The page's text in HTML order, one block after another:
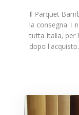
Il Parquet
la consegna. I
tutta Italia, per
dopo l'acquisto.